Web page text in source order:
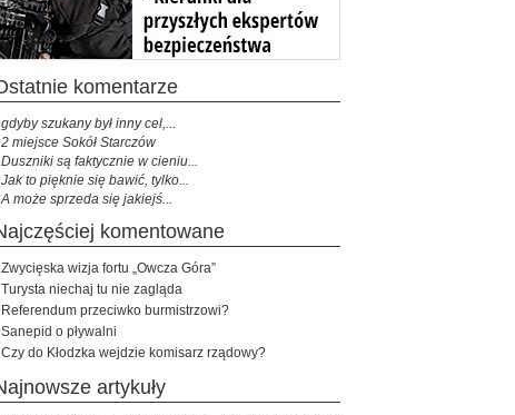
ostatnie komentarze
gdyby szukany był inny cel,...
2 miejsce Sokół Starczów
Duszniki są faktycznie w cieniu...
Jak to pięknie się bawić, tylko...
A może sprzeda się jakiejś...
najczęściej komentowane
Zwycięska wizja fortu „Owcza Góra”
Turysta niechaj tu nie zagląda
Referendum przeciwko burmistrzowi?
Sanepid o pływalni
Czy do Kłodzka wejdzie komisarz rządowy?
najnowsze artykuły